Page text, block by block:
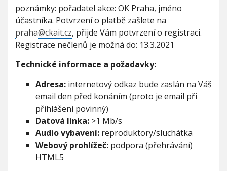
poznámky: pořadatel akce: OK Praha, jméno
účastníka. Potvrzení o platbě zašlete na
praha@ckait.cz, přijde Vám potvrzení o registraci.
Registrace nečlenů je možná do: 13.3.2021
Technické informace a požadavky:
Adresa: internetový odkaz bude zaslán na Váš
email den před konáním (proto je email při
přihlášení povinný)
Datová linka: >1 Mb/s
Audio vybavení: reproduktory/sluchátka
Webový prohlížeč: podpora (přehrávání)
HTML5